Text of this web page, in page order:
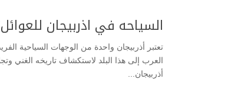
السياحه في اذربيجان للعوائل؛ أشهر 7 معلومات
تعتبر أذربيجان واحدة من الوجهات السياحية
العرب إلى هذا البلد لاستكشاف تاريخه الغني
أذربيجان...